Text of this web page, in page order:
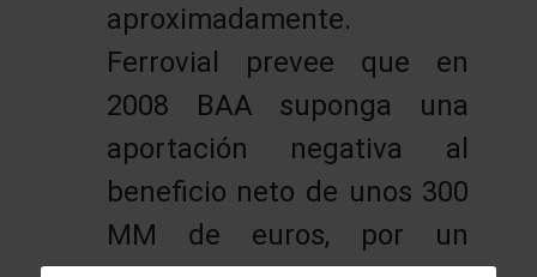
aproximadamente.
Ferrovial prevee que en
2008 BAA suponga una
aportación negativa al
beneficio neto de unos 300
MM de euros, por un